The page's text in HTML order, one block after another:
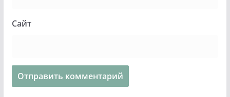
Сайт